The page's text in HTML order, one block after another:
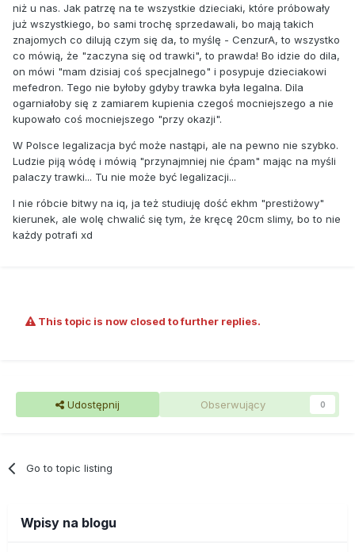
niż u nas. Jak patrzę na te wszystkie dzieciaki, które próbowały
już wszystkiego, bo sami trochę sprzedawali, bo mają takich
znajomych co dilują czym się da, to myślę - CenzurA, to wszystko
co mówią, że "zaczyna się od trawki", to prawda! Bo idzie do dila,
on mówi "mam dzisiaj coś specjalnego" i posypuje dzieciakowi
mefedron. Tego nie byłoby gdyby trawka była legalna. Dila
ogarniałoby się z zamiarem kupienia czegoś mocniejszego a nie
kupowało coś mocniejszego "przy okazji".
W Polsce legalizacja być może nastąpi, ale na pewno nie szybko.
Ludzie piją wódę i mówią "przynajmniej nie ćpam" mając na myśli
palaczy trawki... Tu nie może być legalizacji...
I nie róbcie bitwy na iq, ja też studiuję dość ekhm "prestiżowy"
kierunek, ale wolę chwalić się tym, że kręcę 20cm slimy, bo to nie
każdy potrafi xd
This topic is now closed to further replies.
Udostępnij Obserwujący 0
Go to topic listing
Wpisy na blogu